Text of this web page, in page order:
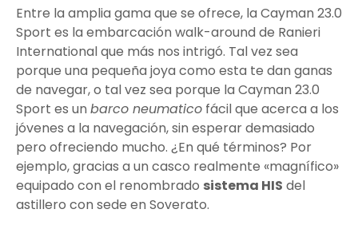
Entre la amplia gama que se ofrece, la Cayman 23.0
Sport es la embarcación walk-around de Ranieri
International que más nos intrigó. Tal vez sea
porque una pequeña joya como esta te dan ganas
de navegar, o tal vez sea porque la Cayman 23.0
Sport es un barco neumatico fácil que acerca a los
jóvenes a la navegación, sin esperar demasiado
pero ofreciendo mucho. ¿En qué términos? Por
ejemplo, gracias a un casco realmente «magnífico»
equipado con el renombrado sistema HIS del
astillero con sede en Soverato.